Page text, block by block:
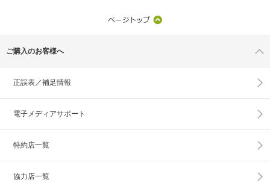
ご購入のお客様へ
正誤表／補足情報
電子メディアサポート
特約店一覧
協力店一覧